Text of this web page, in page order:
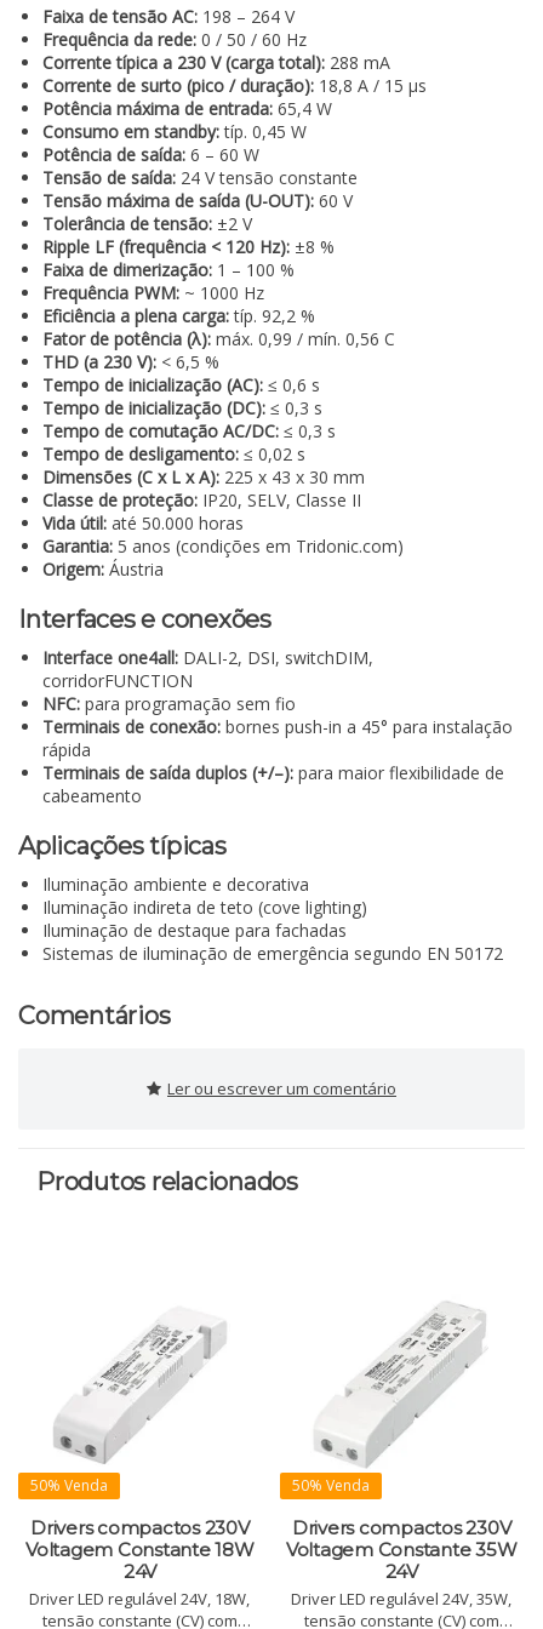
Faixa de tensão AC: 198 – 264 V
Frequência da rede: 0 / 50 / 60 Hz
Corrente típica a 230 V (carga total): 288 mA
Corrente de surto (pico / duração): 18,8 A / 15 µs
Potência máxima de entrada: 65,4 W
Consumo em standby:típ. 0,45 W
Potência de saída: 6 – 60 W
Tensão de saída: 24 V tensão constante
Tensão máxima de saída (U-OUT): 60 V
Tolerância de tensão: ±2 V
Ripple LF (frequência < 120 Hz): ±8 %
Faixa de dimerização: 1 – 100 %
Frequência PWM: ~ 1000 Hz
Eficiência a plena carga:típ. 92,2 %
Fator de potência (λ): máx. 0,99 / mín. 0,56 C
THD (a 230 V): < 6,5 %
Tempo de inicialização (AC): ≤ 0,6 s
Tempo de inicialização (DC): ≤ 0,3 s
Tempo de comutação AC/DC: ≤ 0,3 s
Tempo de desligamento: ≤ 0,02 s
Dimensões (C x L x A): 225 x 43 x 30 mm
Classe de proteção: IP20, SELV, Classe II
Vida útil: até 50.000 horas
Garantia: 5 anos (condições em Tridonic.com)
Origem: Áustria
Interfaces e conexões
Interface one4all: DALI-2, DSI, switchDIM,
corridorFUNCTION
NFC: para programação sem fio
Terminais de conexão: bornes push-in a 45° para instalação
rápida
Terminais de saída duplos (+/–): para maior flexibilidade de
cabeamento
Aplicações típicas
Iluminação ambiente e decorativa
Iluminação indireta de teto (cove lighting)
Iluminação de destaque para fachadas
Sistemas de iluminação de emergência segundo EN 50172
Comentários
Ler ou escrever um comentário
Produtos relacionados
50% Venda
Drivers compactos 230V
Voltagem Constante 18W
24V
Driver LED regulável 24V, 18W,
tensão constante (CV) com
50% Venda
Drivers compactos 230V
Voltagem Constante 35W
24V
Driver LED regulável 24V, 35W,
tensão constante (CV) com